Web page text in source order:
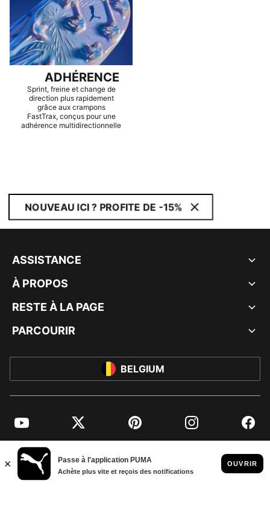
ADHÉRENCE
Sprint, freine et change de
direction plus rapidement
grâce aux crampons
FastTrax, conçus pour une
adhérence multidirectionnelle
NOUVEAU ICI ? PROFITE DE -15%
ASSISTANCE
À PROPOS
RESTE À LA PAGE
PARCOURIR
BELGIUM
YouTube Twitter Pinterest Instagram
© PUMA EUROPE GMBH, 2026. TOUS DROITS RÉSERVÉS
MENTIONS ET DONNÉES LÉGALES